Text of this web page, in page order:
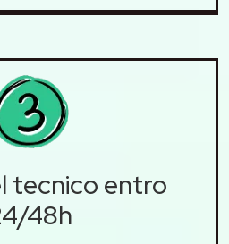
tecnico entro
48h